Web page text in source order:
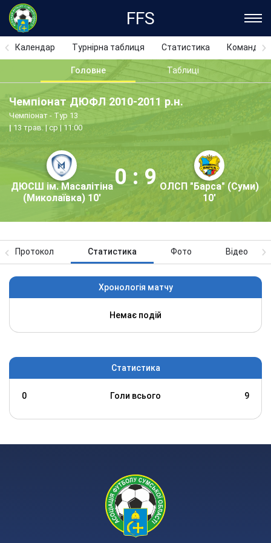
FFS
Календар Турнірна таблиця Статистика Команди
Головне Таблиці
Чемпіонат ДЮФЛ 2010-2011 р.н.
Чемпіонат - Тур 13
ДЮСШ ім. Масалітіна
(Миколаївка) 10'
0 : 9 ОЛСП "Барса" (Суми)
10'
13 трав. | ср | 11:00
Протокол Статистика Фото Відео
Хронологія матчу
Немає подій
Статистика
0 Голи всього 9